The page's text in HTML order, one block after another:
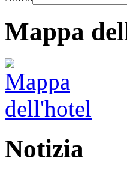
Mappa
Notizia